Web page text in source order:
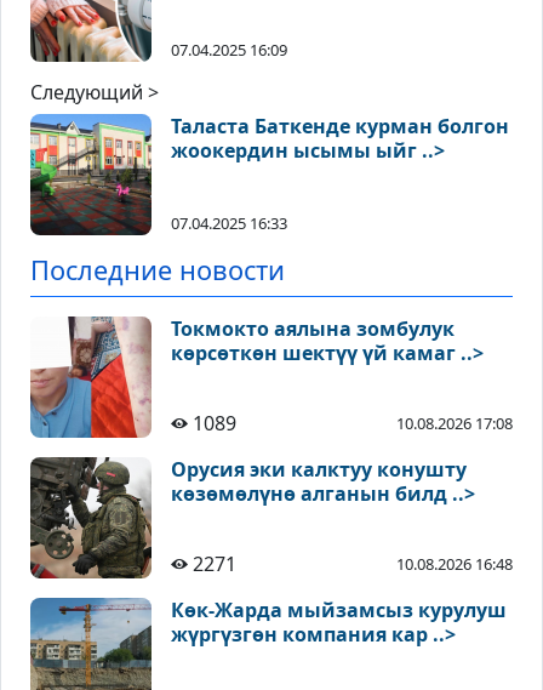
07.04.2025 16:09
Следующий >
Таласта Баткенде курман болгон
жоокердин ысымы ыйг ..>
07.04.2025 16:33
Последние новости
Токмокто аялына зомбулук
көрсөткөн шектүү үй камаг ..>
1089 10.08.2026 17:08
Орусия эки калктуу конушту
көзөмөлүнө алганын билд ..>
2271 10.08.2026 16:48
Көк-Жарда мыйзамсыз курулуш
жүргүзгөн компания кар ..>